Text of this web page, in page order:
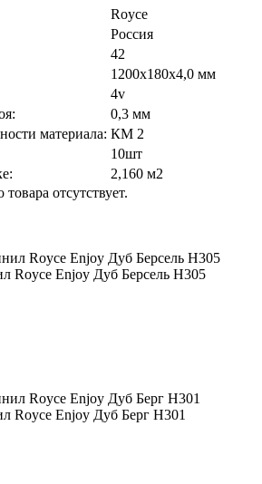
Royce
Россия
42
1200х180х4,0 мм
4v
0,3 мм
материала: КМ 2
10шт
2,160 м2
отсутствует.
Royce Enjoy Дуб Берсель H305
Royce Enjoy Дуб Берг H301